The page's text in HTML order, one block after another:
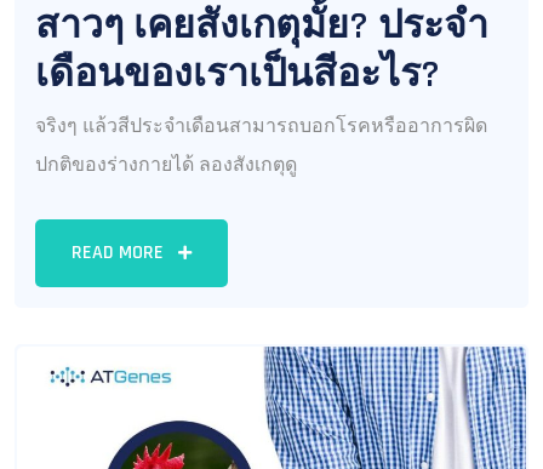
สาวๆ เคยสังเกตุมั้ย? ประจำ
เดือนของเราเป็นสีอะไร?
จริงๆ แล้วสีประจำเดือนสามารถบอกโรคหรืออาการผิด
ปกติของร่างกายได้ ลองสังเกตุดู
READ MORE